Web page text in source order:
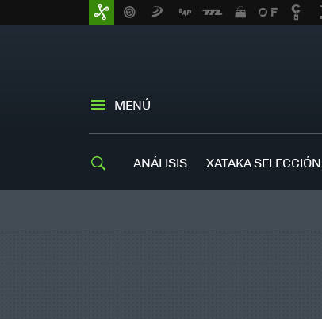
MENÚ
ANÁLISIS XATAKA SELECCIÓN